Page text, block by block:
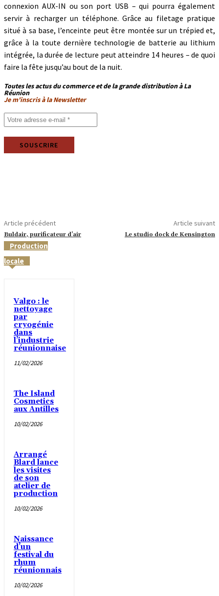
connexion AUX-IN ou son port USB – qui pourra également
servir à recharger un téléphone. Grâce au filetage pratique
situé à sa base, l’enceinte peut être montée sur un trépied et,
grâce à la toute dernière technologie de batterie au lithium
intégrée, la durée de lecture peut atteindre 14 heures – de quoi
faire la fête jusqu’au bout de la nuit.
Toutes les actus du commerce et de la grande distribution à La
Réunion
Je m'inscris à la Newsletter
Article précédent
Buldair, purificateur d’air
Article suivant
Le studio dock de Kensington
Production
locale
Valgo : le
nettoyage
par
cryogénie
dans
l’industrie
réunionnaise
11/02/2026
The Island
Cosmetics
aux Antilles
10/02/2026
Arrangé
Blard lance
les visites
de son
atelier de
production
10/02/2026
Naissance
d’un
festival du
rhum
réunionnais
10/02/2026